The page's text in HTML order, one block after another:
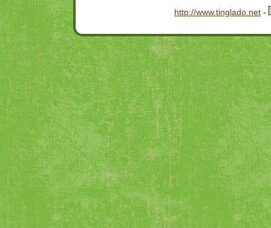
http://www.tinglado.net -